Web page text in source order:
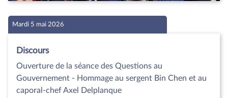
Mardi 5 mai 2026
Discours
Ouverture de la séance des Questions au
Gouvernement - Hommage au sergent Bin Chen et au
caporal-chef Axel Delplanque